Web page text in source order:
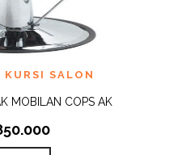
KURSI SALON
MOBILAN COPS AK